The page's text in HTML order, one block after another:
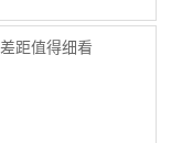
距值得细看